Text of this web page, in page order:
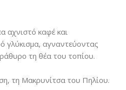
αχνιστό καφέ και
γλύκισμα, αγναντεύοντας
τη θέα του τοπίου.
τη Μακρυνίτσα του Πηλίου.